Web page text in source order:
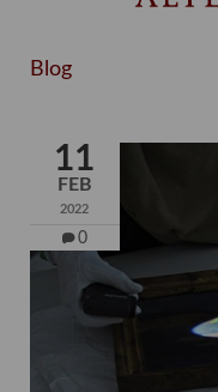
Blog
11
FEB
2022
0